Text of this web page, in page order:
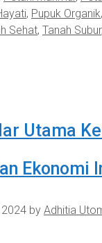
, Pupuk Organik,
Sehat, Tanah Subur,
Utama
Ekonomi
by Adhitia